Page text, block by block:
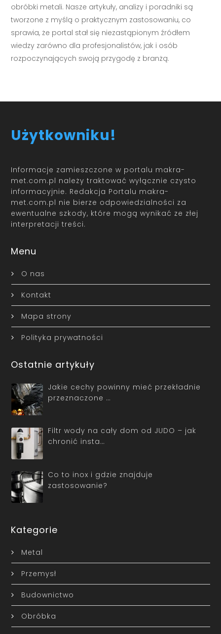
obróbki metali. Nasze artykuły, analizy i poradniki są
tworzone z myślą o praktycznym zastosowaniu, co
sprawia, że portal stał się niezastąpionym źródłem
wiedzy zarówno dla profesjonalistów, jak i osób
rozpoczynających swoją przygodę z branżą.
Użytkowniku!
Informacje zamieszczone w portalu makra-
met.com.pl należy traktować wyłącznie czysto
informacyjnie. Redakcja Portalu makra-
met.com.pl nie bierze odpowiedzialności za
ewentualne szkody, które mogą wynikać ze złej
interpretacji treści.
Menu
O nas
Kontakt
Mapa strony
Polityka prywatności
Ostatnie artykuły
Jakie cechy powinny mieć przekładnie
przeznaczone …
Filtr wody na cały dom od JUDO – jak
chronić insta…
Co to inox i gdzie znajduje
zastosowanie?
Kategorie
Metal
Przemysł
Budownictwo
Obróbka